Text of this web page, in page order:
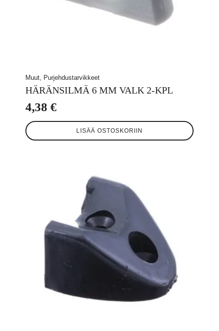
Muut, Purjehdustarvikkeet
HÄRÄNSILMÄ 6 MM VALK 2-KPL
4,38 €
LISÄÄ OSTOSKORIIN